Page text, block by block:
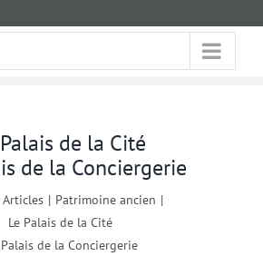
de la Cité
de la Conciergerie
Articles | Patrimoine ancien |
Le Palais de la Cité
de la Conciergerie